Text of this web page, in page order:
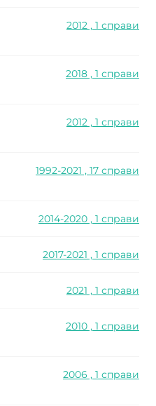
2012 , 1 справи
2018 , 1 справи
2012 , 1 справи
1992-2021 , 17 справи
2014-2020 , 1 справи
2017-2021 , 1 справи
2021 , 1 справи
2010 , 1 справи
2006 , 1 справи